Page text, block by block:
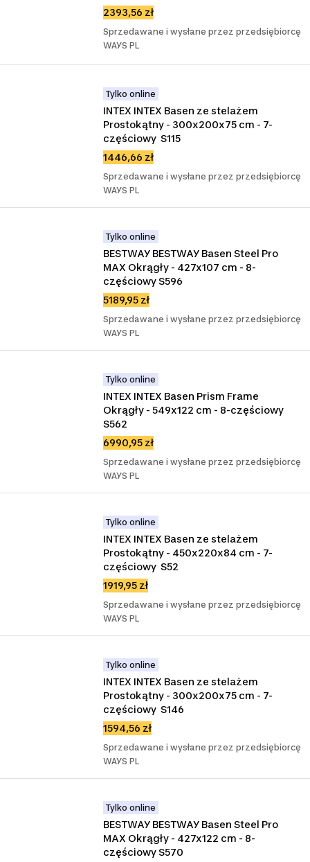
2393,56 zł
Sprzedawane i wysłane przez przedsiębiorcę
WAYS PL
Tylko online
INTEX INTEX Basen ze stelażem
Prostokątny - 300x200x75 cm - 7-
częściowy  S115
1446,66 zł
Sprzedawane i wysłane przez przedsiębiorcę
WAYS PL
Tylko online
BESTWAY BESTWAY Basen Steel Pro
MAX Okrągły - 427x107 cm - 8-
częściowy S596
5189,95 zł
Sprzedawane i wysłane przez przedsiębiorcę
WAYS PL
Tylko online
INTEX INTEX Basen Prism Frame
Okrągły - 549x122 cm - 8-częściowy
S562
6990,95 zł
Sprzedawane i wysłane przez przedsiębiorcę
WAYS PL
Tylko online
INTEX INTEX Basen ze stelażem
Prostokątny - 450x220x84 cm - 7-
częściowy  S52
1919,95 zł
Sprzedawane i wysłane przez przedsiębiorcę
WAYS PL
Tylko online
INTEX INTEX Basen ze stelażem
Prostokątny - 300x200x75 cm - 7-
częściowy  S146
1594,56 zł
Sprzedawane i wysłane przez przedsiębiorcę
WAYS PL
Tylko online
BESTWAY BESTWAY Basen Steel Pro
MAX Okrągły - 427x122 cm - 8-
częściowy S570